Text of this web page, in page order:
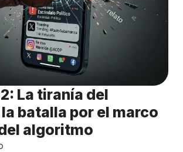
La tiranía del
batalla por el marco
algoritmo